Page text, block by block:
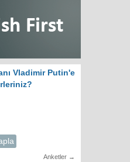
Vladimir Putin'e
Anketler →